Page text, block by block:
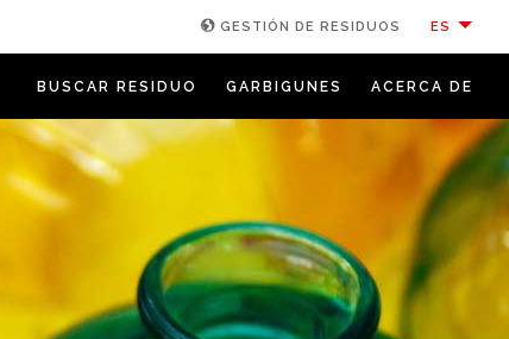
GESTIÓN DE RESIDUOS ES
BUSCAR RESIDUO GARBIGUNES ACERCA DE